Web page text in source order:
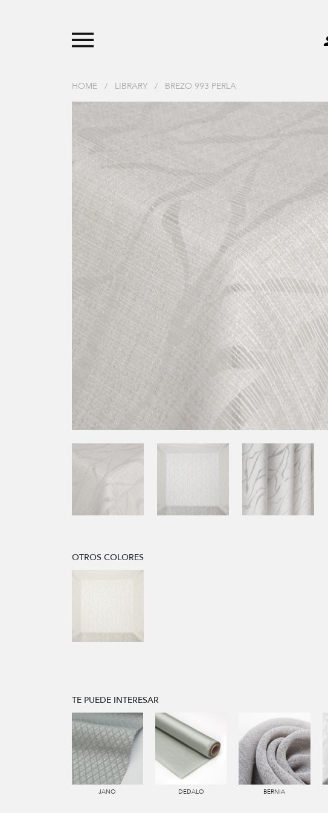
HOME / LIBRARY / BREZO 993 PERLA
OTROS COLORES
TE PUEDE INTERESAR
JANO DEDALO BERNIA